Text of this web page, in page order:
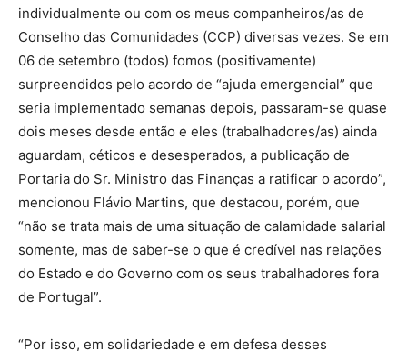
individualmente ou com os meus companheiros/as de
Conselho das Comunidades (CCP) diversas vezes. Se em
06 de setembro (todos) fomos (positivamente)
surpreendidos pelo acordo de “ajuda emergencial” que
seria implementado semanas depois, passaram-se quase
dois meses desde então e eles (trabalhadores/as) ainda
aguardam, céticos e desesperados, a publicação de
Portaria do Sr. Ministro das Finanças a ratificar o acordo”,
mencionou Flávio Martins, que destacou, porém, que
“não se trata mais de uma situação de calamidade salarial
somente, mas de saber-se o que é credível nas relações
do Estado e do Governo com os seus trabalhadores fora
de Portugal”.
“Por isso, em solidariedade e em defesa desses